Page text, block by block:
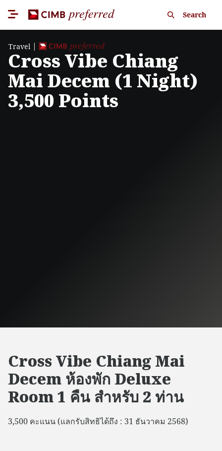
Search
Travel
Cross Vibe Chiang
Mai Decem (1 Night)
3,500 Points
Cross Vibe Chiang Mai
Decem ห้องพัก Deluxe
Room 1 คืน สำหรับ 2 ท่าน
3,500 คะแนน (แลกรับสิทธิได้ถึง : 31 ธันวาคม 2568)